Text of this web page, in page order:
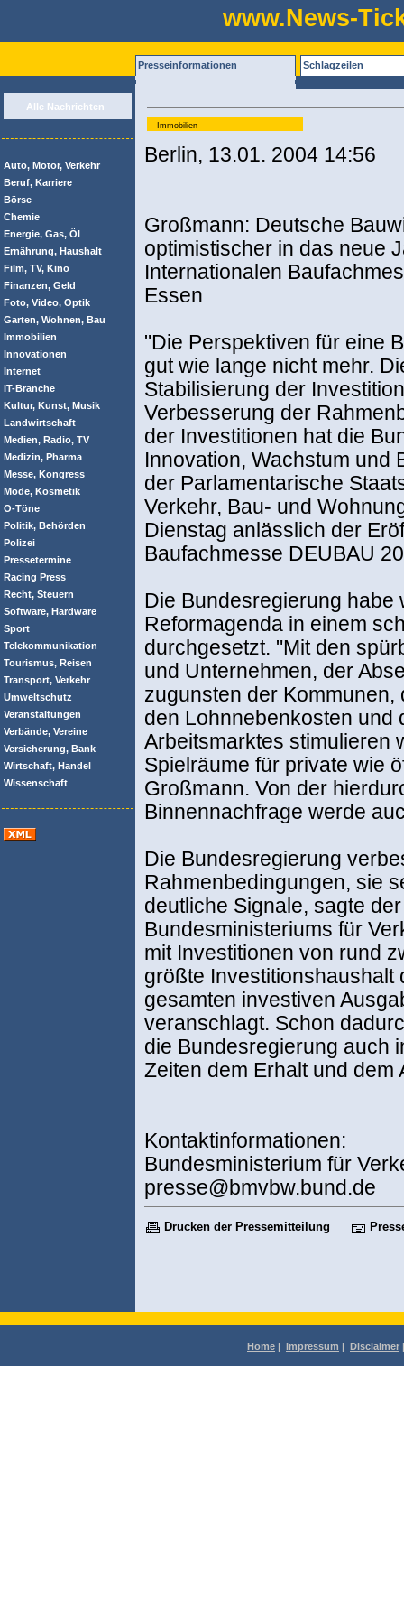
www.News-
Presseinformationen Schlagzeilen
Alle Nachrichten
Auto, Motor, Verkehr
Beruf, Karriere
Börse
Chemie
Energie, Gas, Öl
Ernährung, Haushalt
Film, TV, Kino
Finanzen, Geld
Foto, Video, Optik
Garten, Wohnen, Bau
Immobilien
Innovationen
Internet
IT-Branche
Kultur, Kunst, Musik
Landwirtschaft
Medien, Radio, TV
Medizin, Pharma
Messe, Kongress
Mode, Kosmetik
O-Töne
Politik, Behörden
Polizei
Pressetermine
Racing Press
Recht, Steuern
Software, Hardware
Sport
Telekommunikation
Tourismus, Reisen
Transport, Verkehr
Umweltschutz
Veranstaltungen
Verbände, Vereine
Versicherung, Bank
Wirtschaft, Handel
Wissenschaft
Immobilien
Berlin, 13.01. 2004 14:56
Großmann: Deutsche
optimistischer in das neue
Internationalen
Essen
"Die Perspektiven für eine
gut wie lange nicht mehr.
Stabilisierung der
Verbesserung der
der Investitionen hat die
Innovation, Wachstum und
der Parlamentarische
Verkehr, Bau- und
Dienstag anlässlich der
Baufachmesse DEUBAU
Die Bundesregierung habe
Reformagenda in einem
durchgesetzt. "Mit den
und Unternehmen, der
zugunsten der
den Lohnnebenkosten und
Arbeitsmarktes stimulieren
Spielräume für private wie
Großmann. Von der
Binnennachfrage werde
Die Bundesregierung
Rahmenbedingungen, sie
deutliche Signale, sagte
Bundesministeriums für
mit Investitionen von rund
größte Investitionshaushalt
gesamten investiven
veranschlagt. Schon
die Bundesregierung auch
Zeiten dem Erhalt und
Kontaktinformationen:
Bundesministerium für
presse@bmvbw.bund.de
Drucken der Pressemitteilung
Home | Impressum | Disclaimer